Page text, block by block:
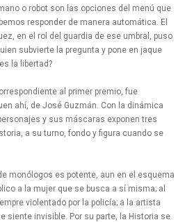
o robot son las opciones del menú que
responder de manera automática. El
en el rol del guardia de ese umbral, puso
subvierte la pregunta y pone en jaque
la libertad?
al primer premio, fue
ahí, de José Guzmán. Con la dinámica
y sus máscaras exponen tres
a su turno, fondo y figura cuando se
monólogos es potente, aun en el esquema
a la mujer que se busca a sí misma; al
violentado por la policía; a la artista
siente invisible. Por su parte, la Historia se